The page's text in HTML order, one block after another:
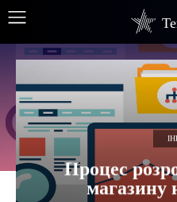
Процес
магазину